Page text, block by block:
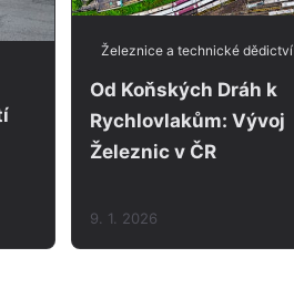
Železnice a technické dědictví
Od Koňských Dráh k
Rychlovlakům: Vývoj
Železnic v ČR
9. 1. 2026